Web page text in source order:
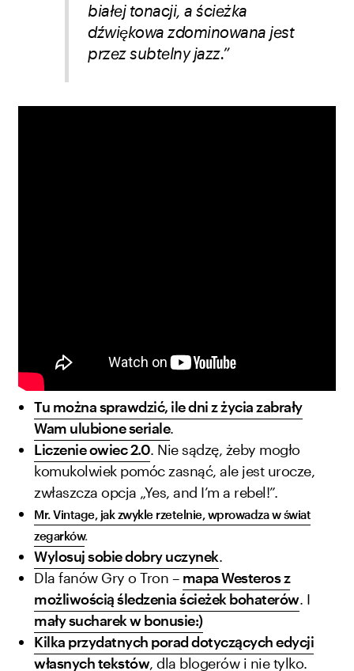
białej tonacji, a ścieżka
dźwiękowa zdominowana jest
przez subtelny jazz.”
Tu można sprawdzić, ile dni z życia zabrały
Wam ulubione seriale.
Liczenie owiec 2.0. Nie sądzę, żeby mogło
komukolwiek pomóc zasnąć, ale jest urocze,
zwłaszcza opcja „Yes, and I’m a rebel!”.
Mr. Vintage, jak zwykle rzetelnie, wprowadza w świat
zegarków.
Wylosuj sobie dobry uczynek.
Dla fanów Gry o Tron – mapa Westeros z
możliwością śledzenia ścieżek bohaterów. I
mały sucharek w bonusie:)
Kilka przydatnych porad dotyczących edycji
własnych tekstów, dla blogerów i nie tylko.